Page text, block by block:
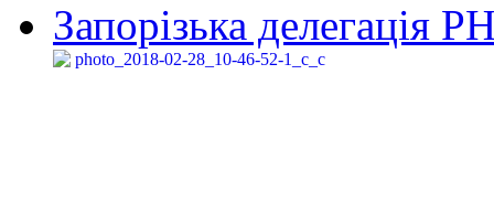
Запорізька делегація